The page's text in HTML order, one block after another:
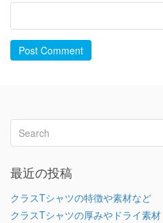
Post Comment
最近の投稿
クラスTシャツの特徴や素材など
クラスTシャツの厚みやドライ素材